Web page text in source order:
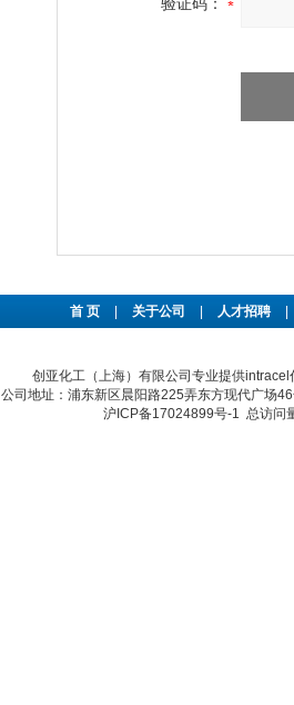
首 页 关于公司 人才招聘
创亚化工（上海）有限公司专业提供
公司地址：浦东新区晨阳路225弄东方现代广场
沪ICP备17024899号-1 总访问